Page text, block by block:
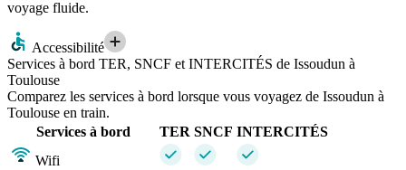
voyage fluide.
Accessibilité
Services à bord TER, SNCF et INTERCITÉS de Issoudun à
Toulouse
Comparez les services à bord lorsque vous voyagez de Issoudun à
Toulouse en train.
Services à bord
TER SNCF INTERCITÉS
Wifi